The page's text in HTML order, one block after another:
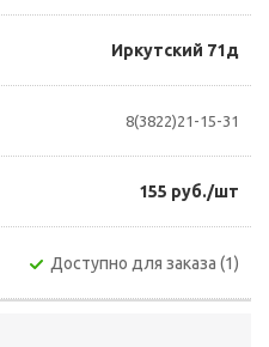
Иркутский 71д
8(3822)21-15-31
155 руб./шт
Доступно для заказа (1)